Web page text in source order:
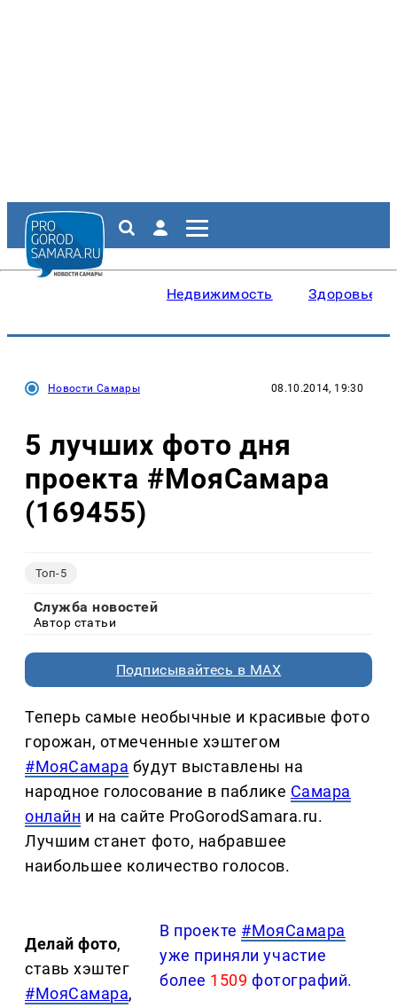
Недвижимость Здоровье
Новости Самары 08.10.2014, 19:30
5 лучших фото дня
проекта #МояСамара
(169455)
Топ-5
Служба новостей
Автор статьи
Подписывайтесь в MAX
Теперь самые необычные и красивые фото
горожан, отмеченные хэштегом
#МояСамара будут выставлены на
народное голосование в паблике Самара
онлайн и на сайте ProGorodSamara.ru.
Лучшим станет фото, набравшее
наибольшее количество голосов.
В проекте #МояСамара
уже приняли участие
более 1509 фотографий.
Делай фото,
ставь хэштег
#МояСамара,